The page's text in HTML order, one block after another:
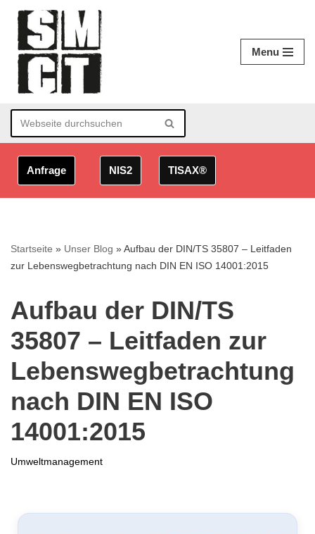
Zum
Inhalt
springen
Menu
Anfrage NIS2 TISAX®
Startseite » Unser Blog »Aufbau der DIN/TS 35807 – Leitfaden
zur Lebenswegbetrachtung nach DIN EN ISO 14001:2015
Aufbau der DIN/TS
35807 – Leitfaden zur
Lebenswegbetrachtung
nach DIN EN ISO
14001:2015
Umweltmanagement